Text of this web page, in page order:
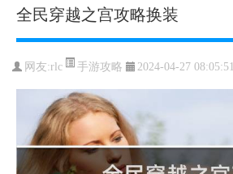
全民穿越之宫攻略换装
网友:rlc 手游攻略 2024-04-27 08:05:51